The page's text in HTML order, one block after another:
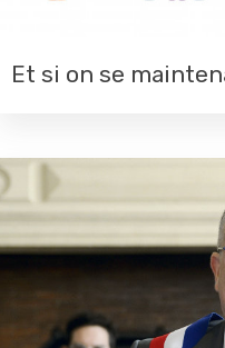
Et si on se